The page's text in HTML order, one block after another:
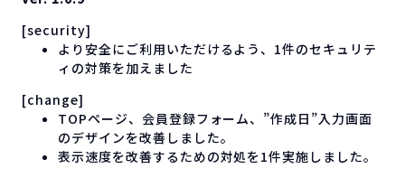
[security]
より安全にご利用いただけるよう、1件のセキュリテ
ィの対策を加えました
[change]
TOPページ、会員登録フォーム、”作成日”入力画面
のデザインを改善しました。
表示速度を改善するための対処を1件実施しました。